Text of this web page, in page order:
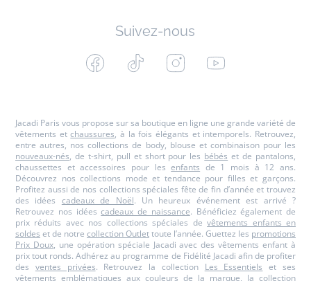
Suivez-nous
Facebook Tiktok InstagramYoutube
Jacadi Paris vous propose sur sa boutique en ligne une grande variété de
vêtements etchaussures, à la fois élégants et intemporels. Retrouvez,
entre autres, nos collections de body, blouse et combinaison pour les
nouveaux-nés, de t-shirt, pull et short pour les bébés et de pantalons,
chaussettes et accessoires pour lesenfants de 1 mois à 12 ans.
Découvrez nos collections mode et tendance pour filles et garçons.
Profitez aussi de nos collections spéciales fête de fin d’année et trouvez
des idées cadeaux de Noël. Un heureux événement est arrivé ?
Retrouvez nos idéescadeaux de naissance. Bénéficiez également de
prix réduits avec nos collections spéciales devêtements enfants en
soldes et de notre collection Outlettoute l’année. Guettez les promotions
Prix Doux, une opération spéciale Jacadi avec des vêtements enfant à
prix tout ronds. Adhérez au programme de Fidélité Jacadi afin de profiter
des ventes privées. Retrouvez la collection Les Essentiels et ses
vêtements emblématiques aux couleurs de la marque, la collection